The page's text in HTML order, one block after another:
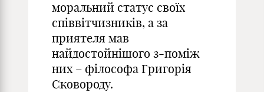
моральний статус своїх
співвітчизників, а за
приятеля мав
найдостойнішого з-поміж
них – філософа Григорія
Сковороду.